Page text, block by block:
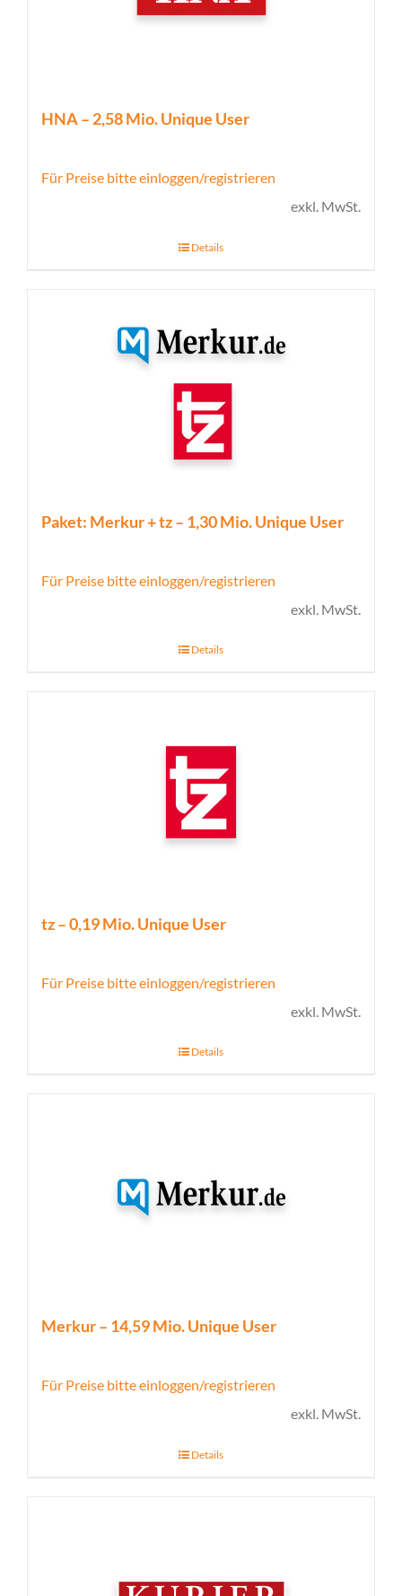
HNA – 2,58 Mio. Unique User
Für Preise bitte einloggen/registrieren
exkl. MwSt.
Details
Paket: Merkur + tz – 1,30 Mio. Unique User
Für Preise bitte einloggen/registrieren
exkl. MwSt.
Details
tz – 0,19 Mio. Unique User
Für Preise bitte einloggen/registrieren
exkl. MwSt.
Details
Merkur – 14,59 Mio. Unique User
Für Preise bitte einloggen/registrieren
exkl. MwSt.
Details